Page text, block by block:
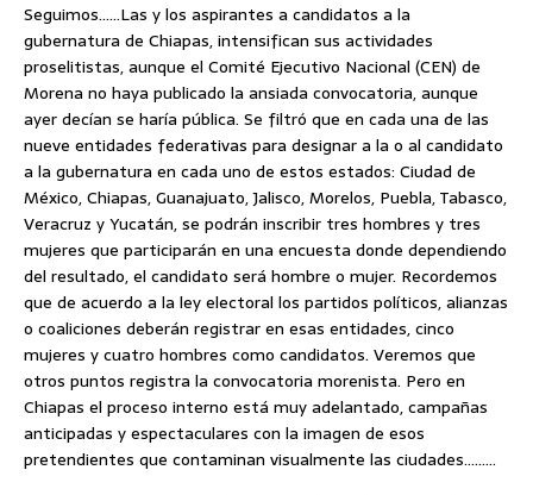
Seguimos……Las y los aspirantes a candidatos a la
gubernatura de Chiapas, intensifican sus actividades
proselitistas, aunque el Comité Ejecutivo Nacional (CEN) de
Morena no haya publicado la ansiada convocatoria, aunque
ayer decían se haría pública. Se filtró que en cada una de las
nueve entidades federativas para designar a la o al candidato
a la gubernatura en cada uno de estos estados: Ciudad de
México, Chiapas, Guanajuato, Jalisco, Morelos, Puebla, Tabasco,
Veracruz y Yucatán, se podrán inscribir tres hombres y tres
mujeres que participarán en una encuesta donde dependiendo
del resultado, el candidato será hombre o mujer. Recordemos
que de acuerdo a la ley electoral los partidos políticos, alianzas
o coaliciones deberán registrar en esas entidades, cinco
mujeres y cuatro hombres como candidatos. Veremos que
otros puntos registra la convocatoria morenista. Pero en
Chiapas el proceso interno está muy adelantado, campañas
anticipadas y espectaculares con la imagen de esos
pretendientes que contaminan visualmente las ciudades………